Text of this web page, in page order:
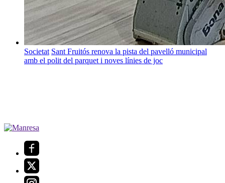
Societat Sant Fruitós renova la pista del pavelló municipal
amb el polit del parquet i noves línies de joc